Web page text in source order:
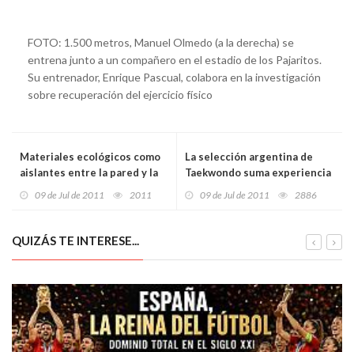
FOTO: 1.500 metros, Manuel Olmedo (a la derecha) se
entrena junto a un compañero en el estadio de los Pajaritos.
Su entrenador, Enrique Pascual, colabora en la investigación
sobre recuperación del ejercicio físico
Materiales ecológicos como
aislantes entre la pared y la
09 de Jul de 2011 2011
La selección argentina de
Taekwondo suma experiencia
09 de Jul de 2011 2886
QUIZÁS TE INTERESE...